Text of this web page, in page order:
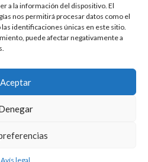
a la información del dispositivo. El
nos permitirá procesar datos como el
identificaciones únicas en este sitio.
puede afectar negativamente a
Aceptar
Avís legal
legal